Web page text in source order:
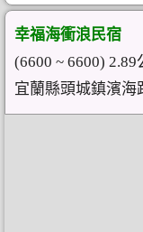
幸福海衝浪民宿
(6600 ~ 6600) 2.89
宜蘭縣頭城鎮濱海